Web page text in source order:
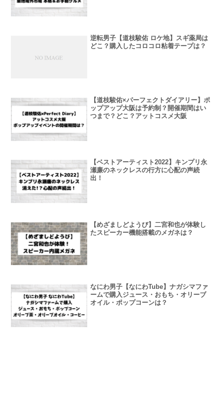
逆転男子【道枝駿佑 ロケ地】スギ薬局は
どこ？購入したコロコロ粘着テープは？
【道枝駿佑×パーフェクトダイアリー】ポ
ップアップ大阪は予約制？開催期間はい
つまで？どこ？アットコスメ大阪
【ベストアーティスト2022】キンプリ永
瀬廉のネックレスの行方に心配の声続
出！
【めざましどようび】二宮和也が体験し
たスピーカー機能搭載のメガネは？
なにわ男子【なにわTube】ナガシマファ
ームで購入ジュース・おもち・オリーブ
オイル・ポップコーンは？